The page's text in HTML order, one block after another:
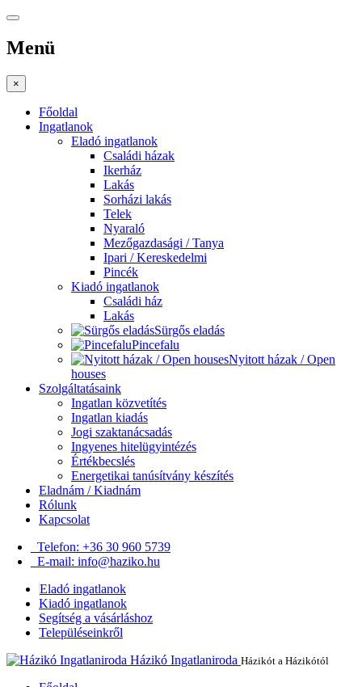
Menü
×
Főoldal
Ingatlanok
Eladó ingatlanok
Családi házak
Ikerház
Lakás
Sorházi lakás
Telek
Nyaraló
Mezőgazdasági / Tanya
Ipari / Kereskedelmi
Pincék
Kiadó ingatlanok
Családi ház
Lakás
Sürgős eladás
Pincefalu
Nyitott házak / Open
houses
Szolgáltatásaink
Ingatlan közvetítés
Ingatlan kiadás
Jogi szaktanácsadás
Ingyenes hitelügyintézés
Értékbecslés
Energetikai tanúsítvány készítés
Eladnám / Kiadnám
Rólunk
Kapcsolat
Telefon: +36 30 960 5739
E-mail: info@haziko.hu
Eladó ingatlanok
Kiadó ingatlanok
Segítség a vásárláshoz
Településeinkről
Házikó Ingatlaniroda Házikót a Házikótól